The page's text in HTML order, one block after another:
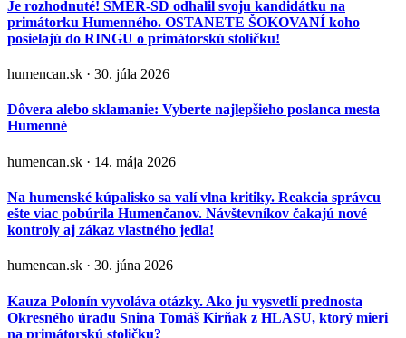
Je rozhodnuté! SMER-SD odhalil svoju kandidátku na
primátorku Humenného. OSTANETE ŠOKOVANÍ koho
posielajú do RINGU o primátorskú stoličku!
humencan.sk · 30. júla 2026
Dôvera alebo sklamanie: Vyberte najlepšieho poslanca mesta
Humenné
humencan.sk · 14. mája 2026
Na humenské kúpalisko sa valí vlna kritiky. Reakcia správcu
ešte viac pobúrila Humenčanov. Návštevníkov čakajú nové
kontroly aj zákaz vlastného jedla!
humencan.sk · 30. júna 2026
Kauza Polonín vyvoláva otázky. Ako ju vysvetlí prednosta
Okresného úradu Snina Tomáš Kirňak z HLASU, ktorý mieri
na primátorskú stoličku?